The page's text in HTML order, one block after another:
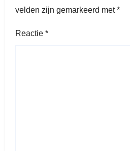
velden zijn gemarkeerd met*
Reactie *